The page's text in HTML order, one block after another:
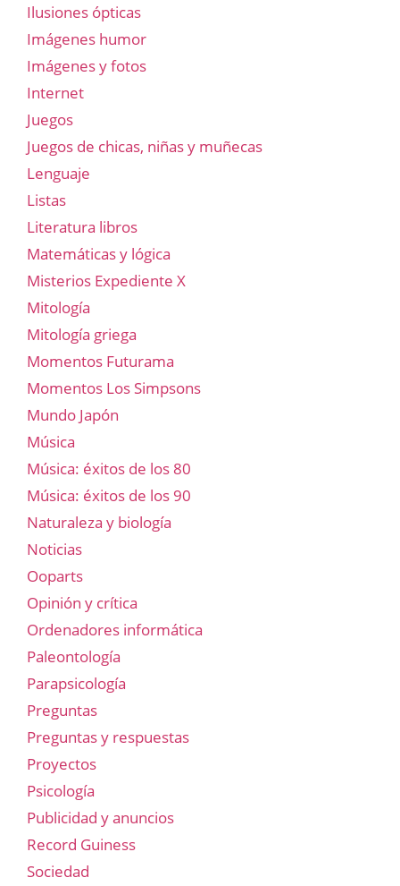
Ilusiones ópticas
Imágenes humor
Imágenes y fotos
Internet
Juegos
Juegos de chicas, niñas y muñecas
Lenguaje
Listas
Literatura libros
Matemáticas y lógica
Misterios Expediente X
Mitología
Mitología griega
Momentos Futurama
Momentos Los Simpsons
Mundo Japón
Música
Música: éxitos de los 80
Música: éxitos de los 90
Naturaleza y biología
Noticias
Ooparts
Opinión y crítica
Ordenadores informática
Paleontología
Parapsicología
Preguntas
Preguntas y respuestas
Proyectos
Psicología
Publicidad y anuncios
Record Guiness
Sociedad